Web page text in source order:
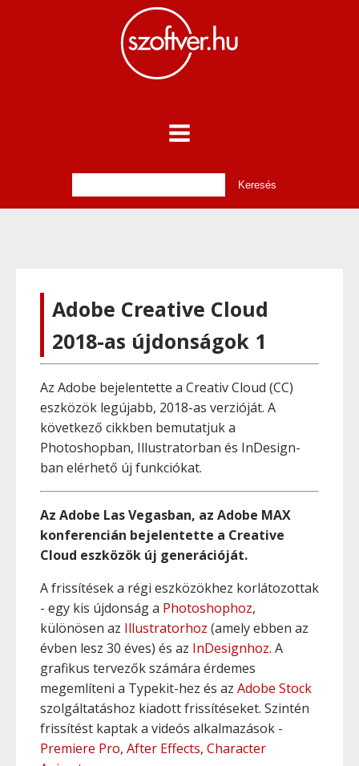
Adobe Creative Cloud
2018-as újdonságok 1
Az Adobe bejelentette a Creativ Cloud (CC)
eszközök legújabb, 2018-as verzióját. A
következő cikkben bemutatjuk a
Photoshopban, Illustratorban és InDesign-
ban elérhető új funkciókat.
Az Adobe Las Vegasban, az Adobe MAX
konferencián bejelentette a Creative
Cloud eszközök új generációját.
A frissítések a régi eszközökhez korlátozottak
- egy kis újdonság a Photoshophoz,
különösen az Illustratorhoz (amely ebben az
évben lesz 30 éves) és az InDesignhoz. A
grafikus tervezők számára érdemes
megemlíteni a Typekit-hez és az Adobe Stock
szolgáltatáshoz kiadott frissítéseket. Szintén
frissítést kaptak a videós alkalmazások -
Premiere Pro, After Effects, Character